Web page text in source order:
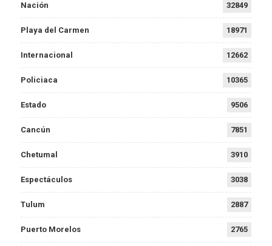
Nación 32849
Playa del Carmen 18971
Internacional 12662
Policiaca 10365
Estado 9506
Cancún 7851
Chetumal 3910
Espectáculos 3038
Tulum 2887
Puerto Morelos 2765